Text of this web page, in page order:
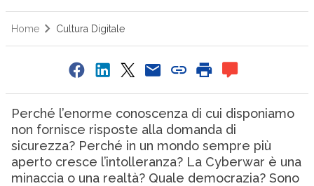
Home Cultura Digitale
Perché l’enorme conoscenza di cui disponiamo
non fornisce risposte alla domanda di
sicurezza? Perché in un mondo sempre più
aperto cresce l’intolleranza? La Cyberwar è una
minaccia o una realtà? Quale democrazia? Sono